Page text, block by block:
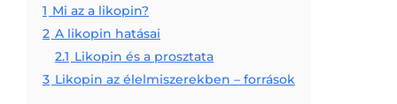
1 Mi az a likopin?
2 A likopin hatásai
2.1 Likopin és a prosztata
3 Likopin az élelmiszerekben – források